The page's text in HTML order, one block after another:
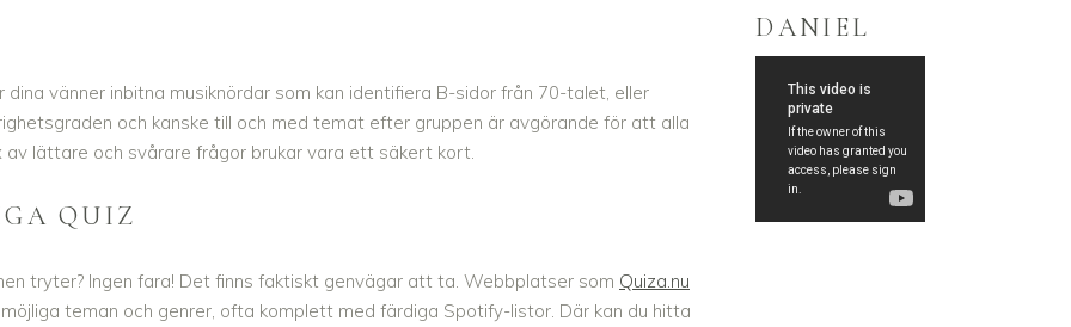
vänner inbitna musiknördar som kan identifiera B-sidor från 70-talet, eller
och kanske till och med temat efter gruppen är avgörande för att alla
av lättare och svårare frågor brukar vara ett säkert kort.
QUIZ
tryter? Ingen fara! Det finns faktiskt genvägar att ta. Webbplatser som Quiza.nu
teman och genrer, ofta komplett med färdiga Spotify-listor. Där kan du hitta
DANIEL